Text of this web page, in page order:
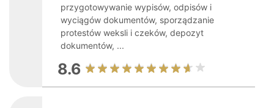
przygotowywanie wypisów, odpisów i
wyciągów dokumentów, sporządzanie
protestów weksli i czeków, depozyt
dokumentów, ...
8.6